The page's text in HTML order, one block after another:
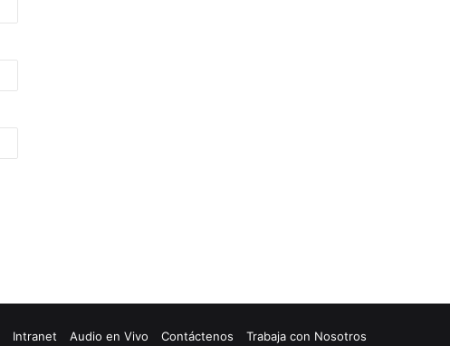
Intranet Audio en Vivo Contáctenos Trabaja con Nosotros